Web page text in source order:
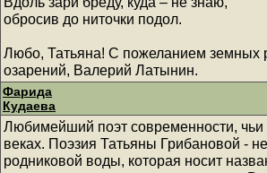
обросив до ниточки подол.
Любо, Татьяна! С пожеланием земных
озарений, Валерий Латынин.
Фарида
Кудаева
Любимейший поэт современности, чьи
веках. Поэзия Татьяны Грибановой -
родниковой воды, которая носит